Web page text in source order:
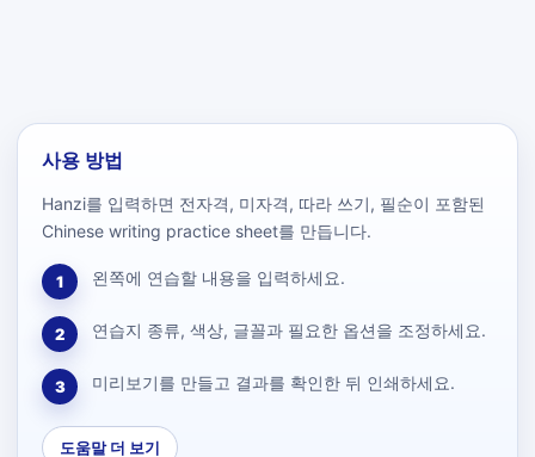
사용 방법
Hanzi를 입력하면 전자격, 미자격, 따라 쓰기, 필순이 포함된
Chinese writing practice sheet를 만듭니다.
1 왼쪽에 연습할 내용을 입력하세요.
2 연습지 종류, 색상, 글꼴과 필요한 옵션을 조정하세요.
3 미리보기를 만들고 결과를 확인한 뒤 인쇄하세요.
도움말 더 보기